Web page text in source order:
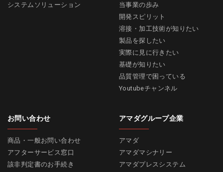
システムソリューション
当事業の歩み
開発スピリット
溶接・加工技術が知りたい
製品を探したい
実際に見に行きたい
基礎が知りたい
品質管理で困っている
Youtubeチャンネル
お問い合わせ
商品・一般お問い合わせ
アフターサービス窓口
該非判定書のお手続き
アマダグループ企業
アマダ
アマダマシナリー
アマダプレスシステム